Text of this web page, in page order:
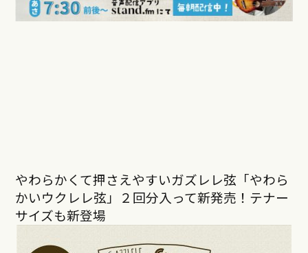
やわらかくて押さえやすいガズレレ弦「やわら
かいウクレレ弦」２回分入って新発売！テナー
サイズも新登場